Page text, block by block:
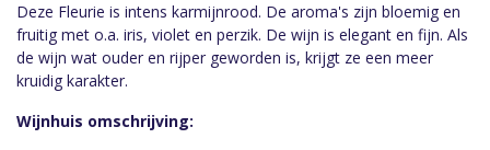
Deze Fleurie is intens karmijnrood. De aroma's zijn bloemig en
fruitig met o.a. iris, violet en perzik. De wijn is elegant en fijn. Als
de wijn wat ouder en rijper geworden is, krijgt ze een meer
kruidig karakter.
Wijnhuis omschrijving: